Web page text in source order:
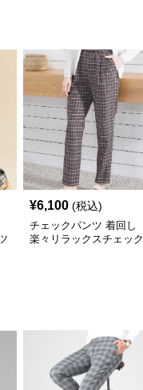
¥6,100 (税込)
チェックパンツ 着回し
楽々リラックスチェック